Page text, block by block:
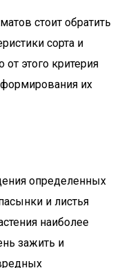
стоит обратить
сорта и
этого критерия
формирования их
определенных
и листья
наиболее
зажить и